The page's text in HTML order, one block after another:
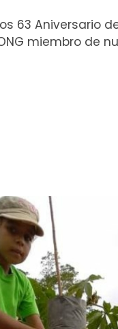
63 Aniversario
miembro de